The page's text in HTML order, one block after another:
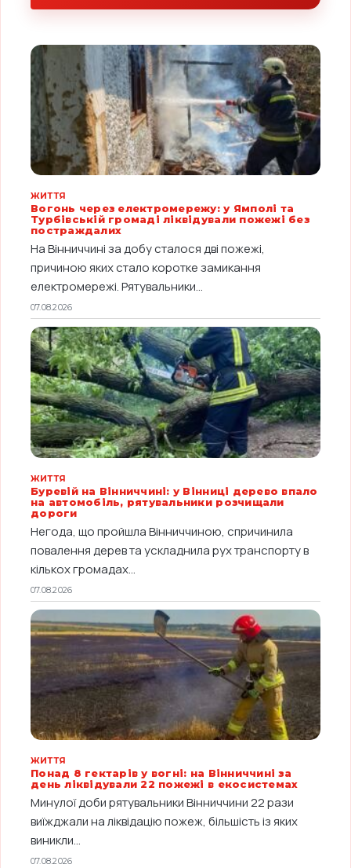
ЖИТТЯ
Вогонь через електромережу: у Ямполі та
Турбівській громаді ліквідували пожежі без
постраждалих
На Вінниччині за добу сталося дві пожежі,
причиною яких стало коротке замикання
електромережі. Рятувальники...
07.08.2026
ЖИТТЯ
Буревій на Вінниччині: у Вінниці дерево впало
на автомобіль, рятувальники розчищали
дороги
Негода, що пройшла Вінниччиною, спричинила
повалення дерев та ускладнила рух транспорту в
кількох громадах...
07.08.2026
ЖИТТЯ
Понад 8 гектарів у вогні: на Вінниччині за
день ліквідували 22 пожежі в екосистемах
Минулої доби рятувальники Вінниччини 22 рази
виїжджали на ліквідацію пожеж, більшість із яких
виникли...
07.08.2026